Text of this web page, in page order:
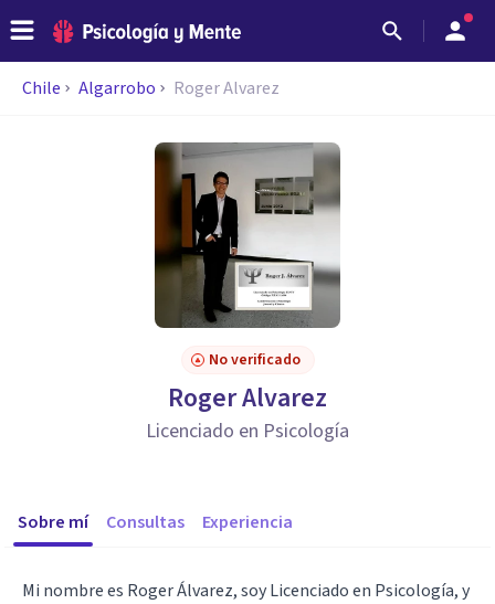
Chile Algarrobo Roger Alvarez
No verificado
Roger Alvarez
Licenciado en Psicología
Sobre mí Consultas Experiencia
Mi nombre es Roger Álvarez, soy Licenciado en Psicología, y